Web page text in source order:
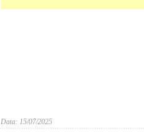
Data: 15/07/2025